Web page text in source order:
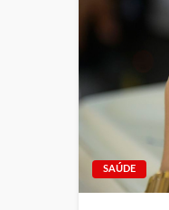
SAÚDE